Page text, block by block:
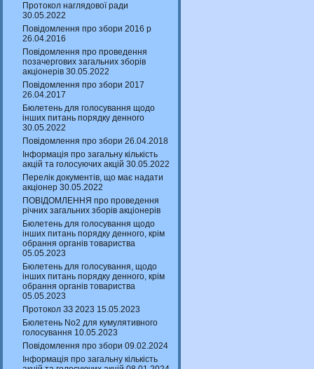
Протокол наглядової ради
30.05.2022
Повідомлення про збори 2016 р
26.04.2016
Повідомлення про проведення
позачергових загальних зборів
акціонерів 30.05.2022
Повідомлення про збори 2017
26.04.2017
Бюлетень для голосування щодо
інших питань порядку денного
30.05.2022
Повідомлення про збори 26.04.2018
Інформація про загальну кількість
акцій та голосуючих акцій 30.05.2022
Перелік документів, що має надати
акціонер 30.05.2022
ПОВІДОМЛЕННЯ про проведення
річних загальних зборів акціонерів
Бюлетень для голосування щодо
інших питань порядку денного, крім
обрання органів товариства
05.05.2023
Бюлетень для голосування, щодо
інших питань порядку денного, крім
обрання органів товариства
05.05.2023
Протокол ЗЗ 2023 15.05.2023
Бюлетень No2 для кумулятивного
голосування 10.05.2023
Повідомлення про збори 09.02.2024
Інформація про загальну кількість